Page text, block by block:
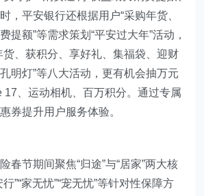
，平安银行还根据用户“采购年货、
提额”等需求策划“平安过大年”活动，
货、获积分、享好礼、集福袋、迎财
明灯”等八大活动，更有机会抽万元
17、运动相机、百万积分。通过专属
券提升用户服务体验。
春节期间聚焦“归途”与“居家”两大核
”“家无忧”“宠无忧”等针对性保障方